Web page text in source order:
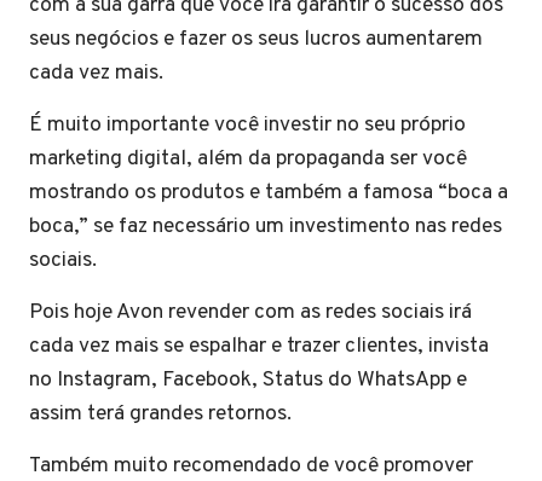
seus negócios e fazer os seus lucros aumentarem
cada vez mais.
É muito importante você investir no seu próprio
marketing digital, além da propaganda ser você
mostrando os produtos e também a famosa “boca a
boca,” se faz necessário um investimento nas redes
sociais.
Pois hoje Avon revender com as redes sociais irá
cada vez mais se espalhar e trazer clientes, invista
no Instagram, Facebook, Status do WhatsApp e
assim terá grandes retornos.
Também muito recomendado de você promover